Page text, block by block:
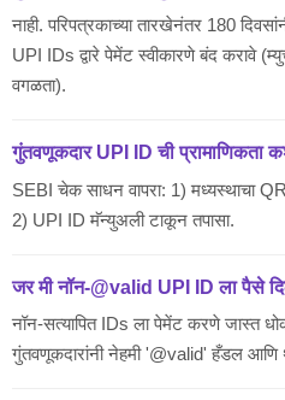
नाही. परिपत्रकाच्या तारखेनंतर 180
UPI IDs द्वारे पेमेंट स्वीकारणे बंद करावे
वगळता).
गुंतवणूकदार UPI ID ची प्रामाणिकता
SEBI चेक साधन वापरा: 1) मध्यस्थाचा
2) UPI ID मॅन्युअली टाकून तपासा.
जर मी नॉन-@valid UPI ID ला पैसे
नॉन-सत्यापित IDs ला पेमेंट करणे जास्त
गुंतवणूकदारांनी नेहमी '@valid' हँडल आणि